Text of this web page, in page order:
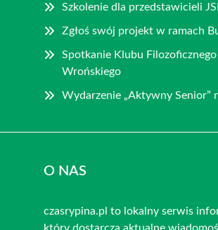
Szkolenie dla przedstawicieli
Zgłoś swój projekt w ramach
Spotkanie Klubu
Wrońskiego
Wydarzenie „Aktywny Senior”
O NAS
czasrypina.pl to lokalny serwis